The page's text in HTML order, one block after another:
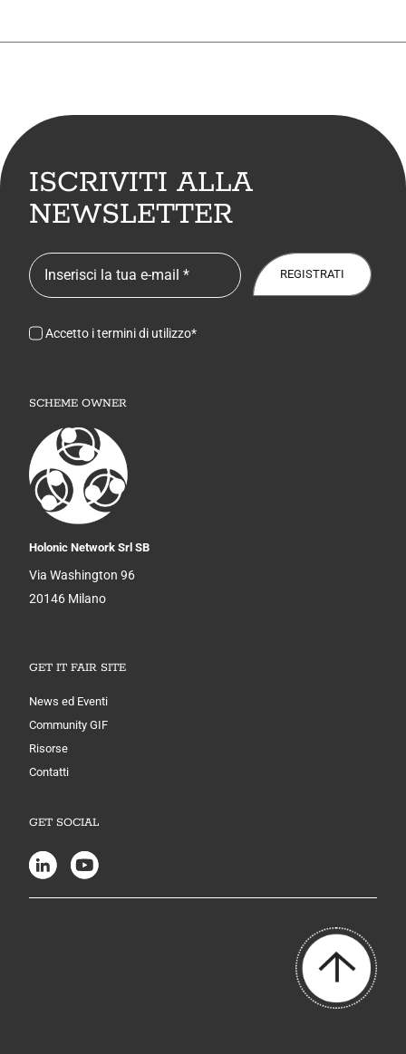
ISCRIVITI ALLA
NEWSLETTER
Accetto i termini di utilizzo*
REGISTRATI
SCHEME OWNER
Holonic Network Srl SB
Via Washington 96
20146 Milano
GET IT FAIR SITE
News ed Eventi
Community GIF
Risorse
Contatti
GET SOCIAL